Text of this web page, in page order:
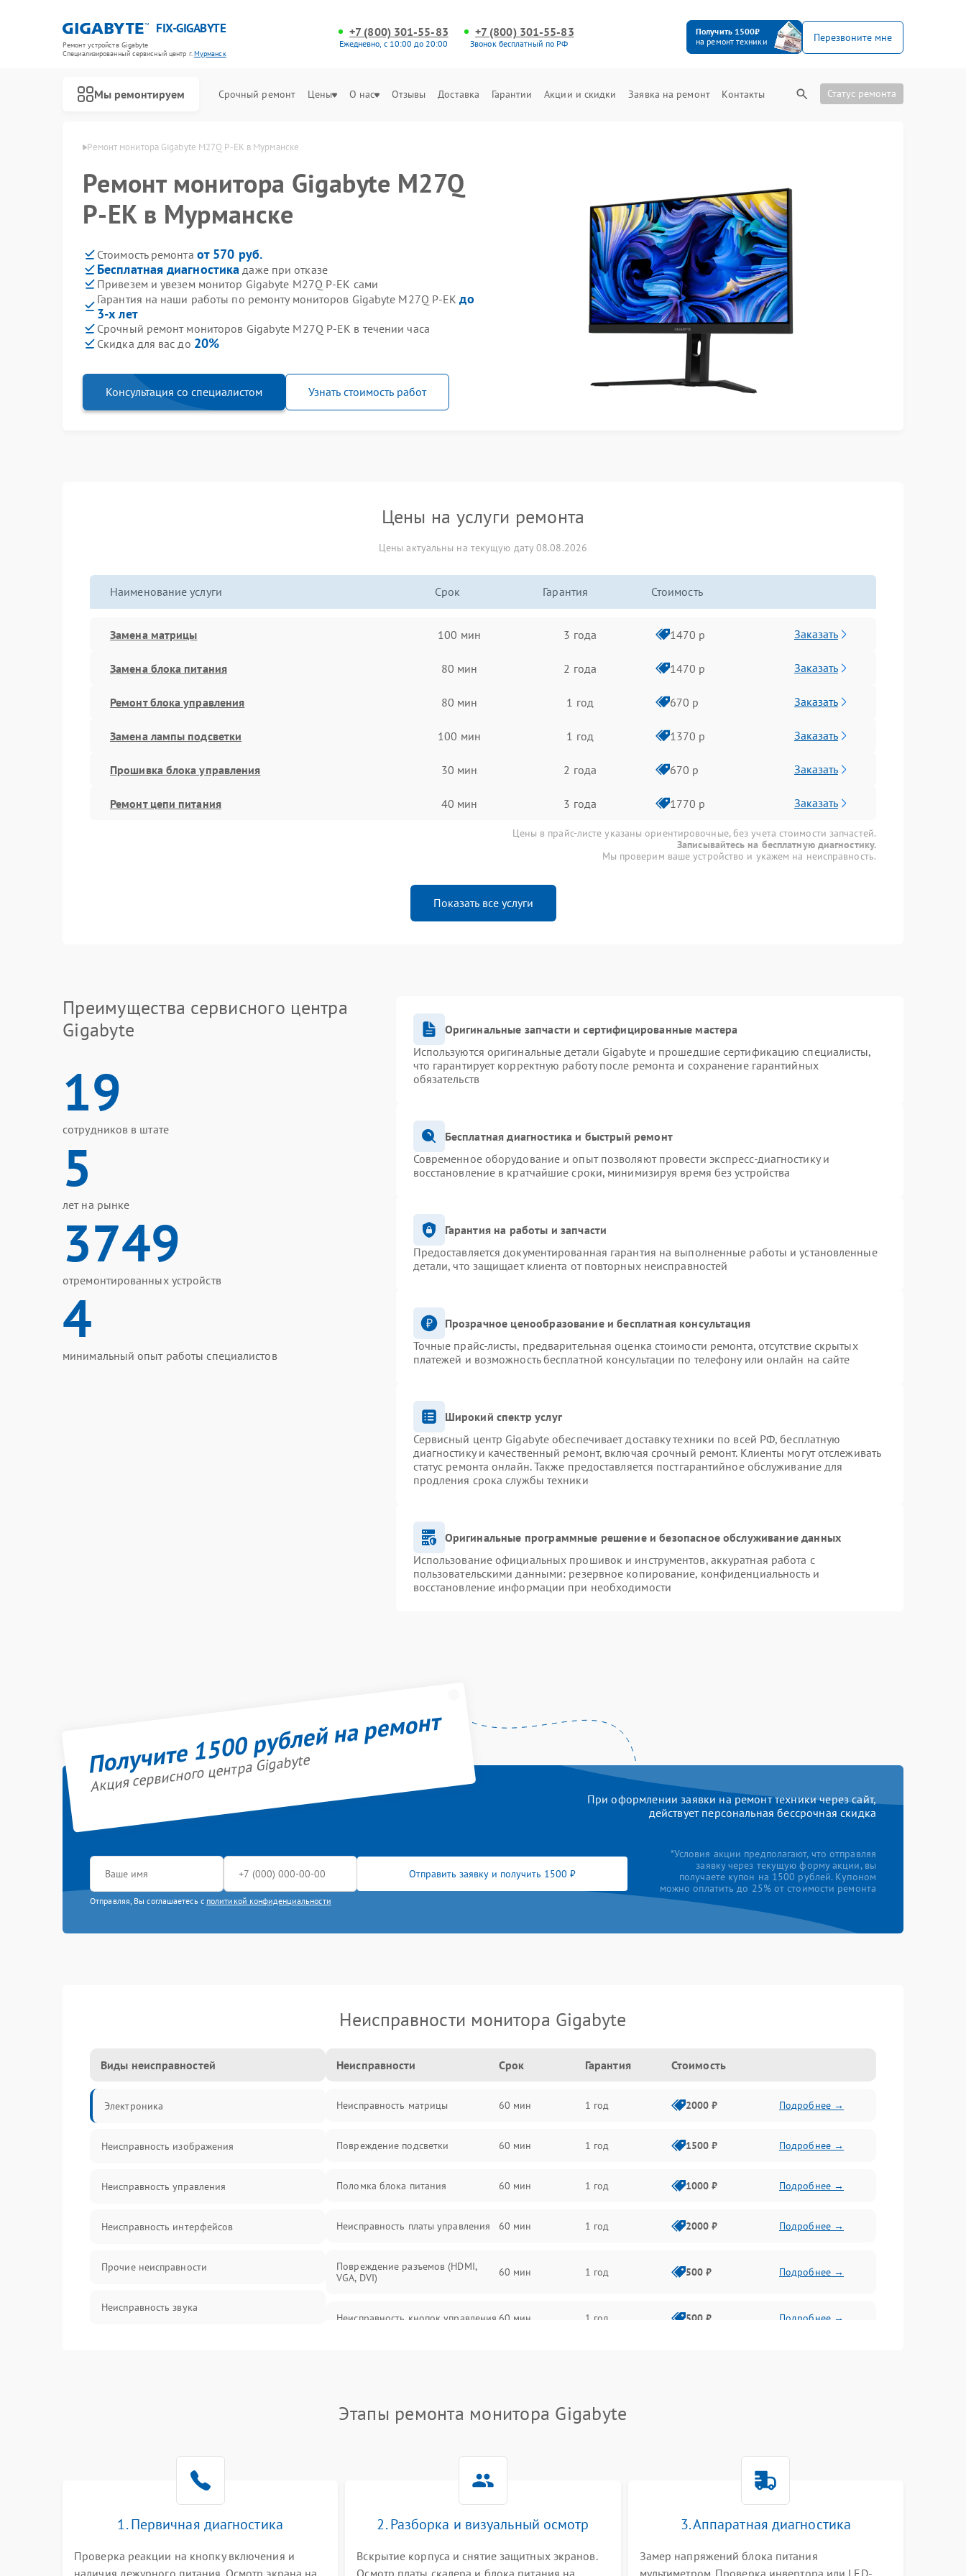
FIX-GIGABYTE
Ремонт устройств Gigabyte
Специализированный cервисный центр г.Мурманск
+7 (800) 301-55-83
Ежедневно, с 10:00 до 20:00
+7 (800) 301-55-83
Звонок бесплатный по РФ
Получить 1500₽
на ремонт техники
Перезвоните мне
Мы ремонтируем Срочный ремонт Цены О нас Отзывы Доставка Гарантии Акции и скидки Заявка на ремонт Контакты Статус ремонта
в Мурманске Ремонт монитора Gigabyte M27Q P-EK в Мурманске
Ремонт монитора Gigabyte M27Q
P-EK в Мурманске
Стоимость ремонта от 570 руб.
Бесплатная диагностика даже при отказе
Привезем и увезем монитор Gigabyte M27Q P-EK сами
Гарантия на наши работы по ремонту мониторов Gigabyte M27Q P-EKдо
3-х лет
Срочный ремонт мониторов Gigabyte M27Q P-EK в течении часа
Скидка для вас до 20%
Консультация со специалистом Узнать стоимость работ
Цены на услуги ремонта
Цены актуальны на текущую дату 08.08.2026
Наименование услуги Срок Гарантия Стоимость
Замена матрицы 100 мин 3 года 1470 р Заказать
Замена блока питания 80 мин 2 года 1470 р Заказать
Ремонт блока управления 80 мин 1 год 670 р Заказать
Замена лампы подсветки 100 мин 1 год 1370 р Заказать
Прошивка блока управления 30 мин 2 года 670 р Заказать
Ремонт цепи питания 40 мин 3 года 1770 р Заказать
Цены в прайс-листе указаны ориентировочные, без учета стоимости запчастей.
Записывайтесь на бесплатную диагностику.
Мы проверим ваше устройство и укажем на неисправность.
Показать все услуги
Преимущества сервисного центра
Gigabyte
19
сотрудников в штате
5
лет на рынке
3749
отремонтированных устройств
4
минимальный опыт работы специалистов
Оригинальные запчасти и сертифицированные мастера
Используются оригинальные детали Gigabyte и прошедшие сертификацию специалисты,
что гарантирует корректную работу после ремонта и сохранение гарантийных
обязательств
Бесплатная диагностика и быстрый ремонт
Современное оборудование и опыт позволяют провести экспресс-диагностику и
восстановление в кратчайшие сроки, минимизируя время без устройства
Гарантия на работы и запчасти
Предоставляется документированная гарантия на выполненные работы и установленные
детали, что защищает клиента от повторных неисправностей
Прозрачное ценообразование и бесплатная консультация
Точные прайс-листы, предварительная оценка стоимости ремонта, отсутствие скрытых
платежей и возможность бесплатной консультации по телефону или онлайн на сайте
Широкий спектр услуг
Сервисный центр Gigabyte обеспечивает доставку техники по всей РФ, бесплатную
диагностику и качественный ремонт, включая срочный ремонт. Клиенты могут отслеживать
статус ремонта онлайн. Также предоставляется постгарантийное обслуживание для
продления срока службы техники
Оригинальные программные решение и безопасное обслуживание данных
Использование официальных прошивок и инструментов, аккуратная работа с
пользовательскими данными: резервное копирование, конфиденциальность и
восстановление информации при необходимости
Получите 1500 рублей на ремонт
Акция сервисного центра Gigabyte
При оформлении заявки на ремонт техники через сайт,
действует персональная бессрочная скидка
Отправить заявку и получить 1500 ₽
Отправляя, Вы соглашаетесь с политикой конфиденциальности
*Условия акции предполагают, что отправляя
заявку через текущую форму акции, вы
получаете купон на 1500 рублей. Купоном
можно оплатить до 25% от стоимости ремонта
Неисправности монитора Gigabyte
Виды неисправностей
Электроника
Неисправность изображения
Неисправность управления
Неисправность интерфейсов
Прочие неисправности
Неисправность звука
Неисправности Срок Гарантия Стоимость
Неисправность матрицы 60 мин 1 год 2000 ₽ Подробнее →
Повреждение подсветки 60 мин 1 год 1500 ₽ Подробнее →
Поломка блока питания 60 мин 1 год 1000 ₽ Подробнее →
Неисправность платы управления 60 мин 1 год 2000 ₽ Подробнее →
Повреждение разъемов (HDMI,
VGA, DVI)
60 мин 1 год 500 ₽ Подробнее →
Неисправность кнопок управления 60 мин 1 год 500 ₽ Подробнее →
Поломка системы автоматического
короткого замыкания
Этапы ремонта монитора Gigabyte
1. Первичная диагностика
Проверка реакции на кнопку включения и
наличия дежурного питания. Осмотр экрана на
2. Разборка и визуальный осмотр
Вскрытие корпуса и снятие защитных экранов.
Осмотр платы скалера и блока питания на
3. Аппаратная диагностика
Замер напряжений блока питания
мультиметром. Проверка инвертора или LED-